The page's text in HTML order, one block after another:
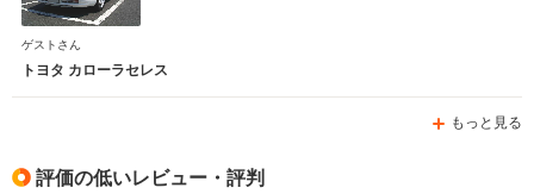
ゲストさん
トヨタ カローラセレス
もっと見る
評価の低いレビュー・評判